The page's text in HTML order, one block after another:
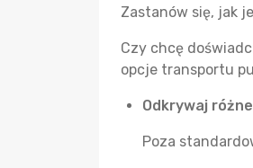
Zastanów się, jak
Czy chcę
opcje transportu
Odkrywaj
Poza